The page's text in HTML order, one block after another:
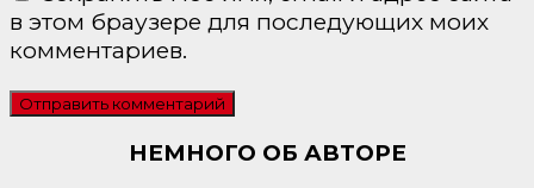
в этом браузере для последующих моих
комментариев.
НЕМНОГО ОБ АВТОРЕ